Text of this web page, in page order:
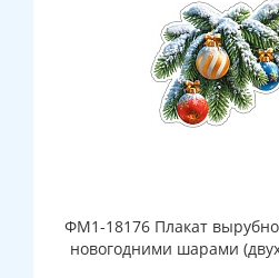
ФМ1-18176 Плакат
новогодними шарами